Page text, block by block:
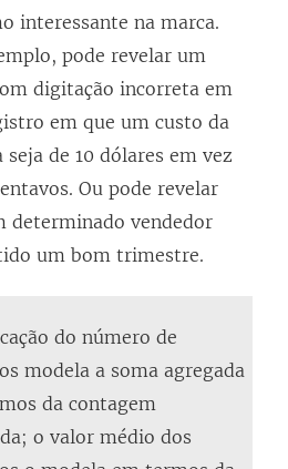
interessante na marca.
pode revelar um
digitação incorreta em
em que um custo da
seja de 10 dólares em vez
Ou pode revelar
determinado vendedor
um bom trimestre.
do número de
modela a soma agregada
da contagem
o valor médio dos